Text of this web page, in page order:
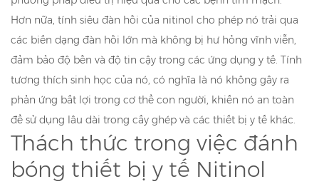
Hơn nữa, tính siêu đàn hồi của nitinol cho phép nó trải qua
các biến dạng đàn hồi lớn mà không bị hư hỏng vĩnh viễn,
đảm bảo độ bền và độ tin cậy trong các ứng dụng y tế. Tính
tương thích sinh học của nó, có nghĩa là nó không gây ra
phản ứng bất lợi trong cơ thể con người, khiến nó an toàn
để sử dụng lâu dài trong cấy ghép và các thiết bị y tế khác.
Thách thức trong việc đánh
bóng thiết bị y tế Nitinol